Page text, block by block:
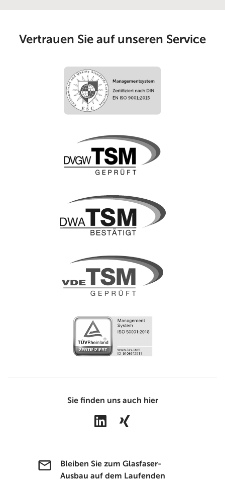
Vertrauen Sie auf unseren Service
Sie finden uns auch hier
Bleiben Sie zum Glasfaser-
Ausbau auf dem Laufenden